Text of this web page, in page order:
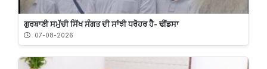
ਗੁਰਬਾਣੀ ਸਮੁੱਚੀ ਸਿੱਖ ਸੰਗਤ ਦੀ ਸਾਂਝੀ ਧਰੋਹਰ ਹੈ- ਢੀਂਡਸਾ
07-08-2026